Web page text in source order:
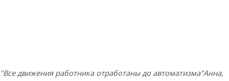
"Все движения работника отработаны до автоматизма"Анна,